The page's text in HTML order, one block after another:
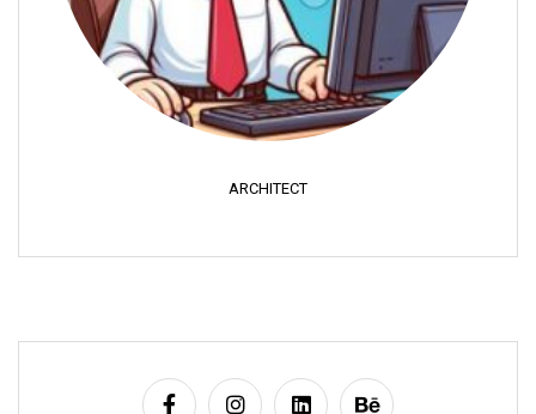
ARCHITECT